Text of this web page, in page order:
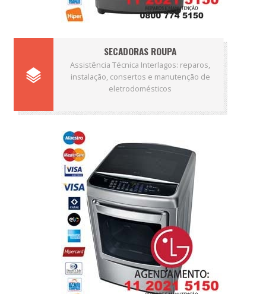
SECADORAS ROUPA
Assistência Técnica Interlagos: reparos,
instalação, consertos e manutenção de
eletrodomésticos